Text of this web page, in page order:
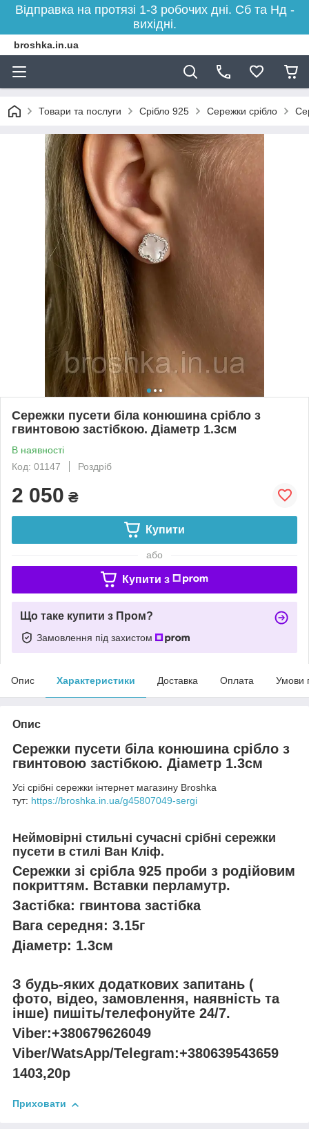
Відправка на протязі 1-3 робочих дні. Сб та Нд -
вихідні.
broshka.in.ua
Товари та послуги Срібло 925 Сережки срібло
Сережки пусети біла конюшина срібло з
гвинтовою застібкою. Діаметр 1.3см
В наявності
Код: 01147
Роздріб
2 050 ₴
Купити
або
Купити з
Що таке купити з Пром?
Замовлення під захистом
Опис Характеристики Доставка Оплата Умови
Опис
Сережки пусети біла конюшина срібло з
гвинтовою застібкою. Діаметр 1.3см
Усі срібні сережки інтернет магазину Broshka
тут: https://broshka.in.ua/g45807049-sergi
Неймовірні стильні сучасні срібні сережки
пусети в стилі Ван Кліф.
Сережки зі срібла 925 проби з родійовим
покриттям. Вставки перламутр.
Застібка: гвинтова застібка
Вага середня: 3.15г
Діаметр: 1.3см
З будь-яких додаткових запитань (
фото, відео, замовлення, наявність та
інше) пишіть/телефонуйте 24/7.
Viber:+380679626049
Viber/WatsApp/Telegram:+380639543659
1403,20р
Приховати